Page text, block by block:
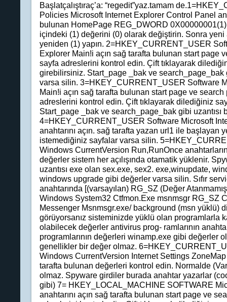
Başlatçalıştıraç’a: “regedit”yaz.tamam
Policies Microsoft Internet Explorer Control Panel
bulunan HomePage REG_DWORD
içindeki (1) değerini (0) olarak değiştirin. Sonra
yeniden (1) yapın. 2=HKEY_CURRENT_USER
Explorer Main!i açın sağ tarafta bulunan start page
sayfa adreslerini kontrol edin. Çift tıklayarak
girebilirsiniz. Start_page _bak ve search_page_bak
varsa silin. 3=HKEY_CURRENT_USER Software
Main!i açın sağ tarafta bulunan start page ve
adreslerini kontrol edin. Çift tıklayarak dilediğiniz
Start_page _bak ve search_page_bak gibi
4=HKEY_CURRENT_USER Software Microsoft
anahtarını açın. sağ tarafta yazan url1 ile başlayan
istemediğiniz sayfalar varsa silin.
Windows CurrentVersion Run,RunOnce
değerler sistem her açılışında otamatik yüklenir.
uzantısı exe olan sex.exe, sex2. exe,winupdate,
windows upgrade gibi değerler varsa silin. Sıfır
anahtarında [(varsayılan) RG_SZ (Değer
Windows System32 Ctfmon.Exe msnmsgr RG_SZ
Messenger Msnmsgr.exe/ background (msn yüklü)
görüyorsanız sisteminizde yüklü olan programlarla
olabilecek değerler antivirus prog- ramlarının
programlarının değerleri winamp.exe gibi değerler
genellikler bir değer olmaz.
Windows CurrentVersion Internet Settings ZoneMap
tarafta bulunan değerleri kontrol edin. Normalde
olmaz. Spyware girdiler burada anahtar yazarlar
gibi) 7= HKEY_LOCAL_MACHINE SOFTWARE
anahtarını açın sağ tarafta bulunan start page ve